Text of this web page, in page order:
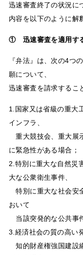
迅速審査終了の状況に
内容を以下のように解
① 迅速審査を適用す
『弁法』は、次の4つ
願について、
迅速審査を請求するこ
1.国家又は省級の重大
インフラ、
重大競技会、重大展
に緊急性がある場合；
2.特別に重大な自然災
大な公衆衛生事件、
特別に重大な社会安
おいて
当該突発的な公共事
3.経済社会の質の高い
知的財産権強国建設